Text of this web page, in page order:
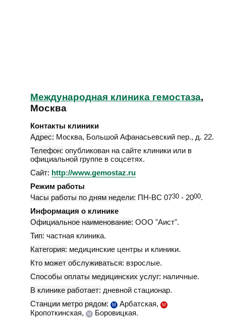
Международная клиника гемостаза,
Москва
Контакты клиники
Адрес: Москва, Большой Афанасьевский пер., д. 22.
Телефон: опубликован на сайте клиники или в
официальной группе в соцсетях.
Сайт: http://www.gemostaz.ru
Режим работы
Часы работы по дням недели: ПН-ВС 0730 - 2000.
Информация о клинике
Официальное наименование: ООО "Аист".
Тип: частная клиника.
Категория: медицинские центры и клиники.
Кто может обслуживаться: взрослые.
Способы оплаты медицинских услуг: наличные.
В клинике работает: дневной стационар.
Станции метро рядом:
М Арбатская, М
Кропоткинская, М
Боровицкая.